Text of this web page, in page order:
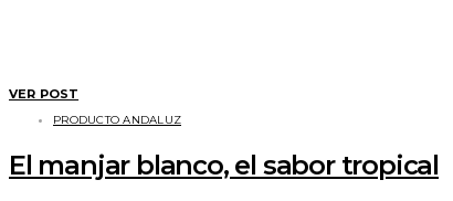
VER POST
PRODUCTO ANDALUZ
El manjar blanco, el sabor tropical